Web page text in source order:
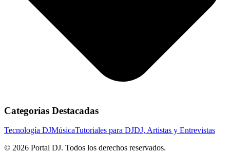
Categorías Destacadas
Tecnología DJMúsicaTutoriales para DJDJ, Artistas y Entrevistas
© 2026 Portal DJ. Todos los derechos reservados.